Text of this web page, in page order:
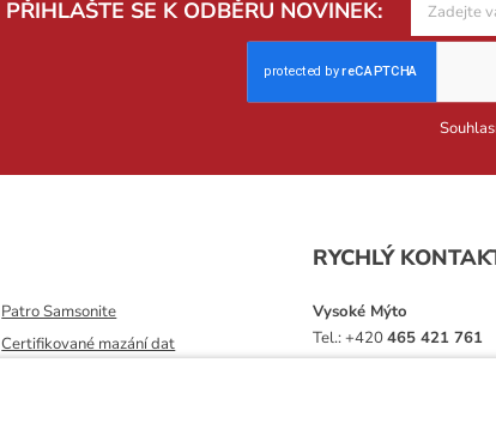
PŘIHLAŠTE SE K ODBĚRU NOVINEK:
Patro Samsonite
Certifikované mazání dat
RYCHLÝ
Vysoké Mýto
Tel.:+420465 421 761